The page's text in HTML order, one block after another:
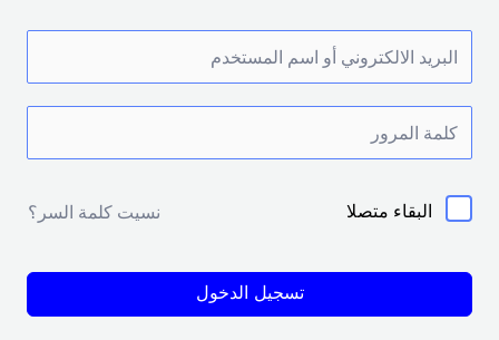
البقاء متصلا نسيت كلمة السر؟
تسجيل الدخول